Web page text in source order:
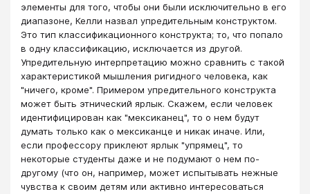
элементы для того, чтобы они были исключительно в его
диапазоне, Келли назвал упредительным конструктом.
Это тип классификационного конструкта; то, что попало
в одну классификацию, исключается из другой.
Упредительную интерпретацию можно сравнить с такой
характеристикой мышления ригидного человека, как
"ничего, кроме". Примером упредительного конструкта
может быть этнический ярлык. Скажем, если человек
идентифицирован как "мексиканец", то о нем будут
думать только как о мексиканце и никак иначе. Или,
если профессору приклеют ярлык "упрямец", то
некоторые студенты даже и не подумают о нем по-
другому (что он, например, может испытывать нежные
чувства к своим детям или активно интересоваться